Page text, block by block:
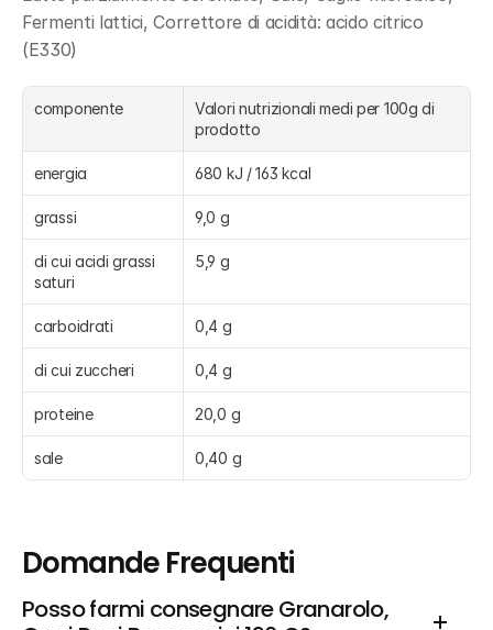
Fermenti lattici, Correttore di acidità: acido citrico
(E330)
componente
Valori nutrizionali medi per 100g di
prodotto
energia 680 kJ / 163 kcal
grassi 9,0 g
di cui acidi grassi
saturi
5,9 g
carboidrati 0,4 g
di cui zuccheri 0,4 g
proteine 20,0 g
sale 0,40 g
Domande Frequenti
Posso farmi consegnare Granarolo,